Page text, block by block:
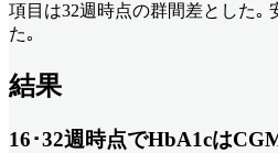
項目は32週時点の群間差とした｡
た｡
結果
16･32週時点でHbA1cは